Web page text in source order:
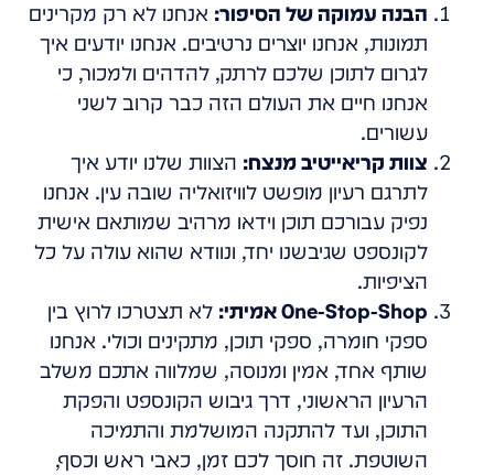
הבנה עמוקה של הסיפור: אנחנו לא רק מקרינים
תמונות, אנחנו יוצרים נרטיבים. אנחנו יודעים איך
לגרום לתוכן שלכם לרתק, להדהים ולמכור, כי
אנחנו חיים את העולם הזה כבר קרוב לשני
עשורים.
צוות קריאייטיב מנצח: הצוות שלנו יודע איך
לתרגם רעיון מופשט לוויזואליה שובה עין. אנחנו
נפיק עבורכם תוכן וידאו מרהיב שמותאם אישית
לקונספט שגיבשנו יחד, ונוודא שהוא עולה על כל
הציפיות.
One-Stop-Shop אמיתי:
לא תצטרכו לרוץ בין
ספקי חומרה, ספקי תוכן, מתקינים וכולי. אנחנו
שותף אחד, אמין ומנוסה, שמלווה אתכם משלב
הרעיון הראשוני, דרך גיבוש הקונספט והפקת
התוכן, ועד להתקנה המושלמת והתמיכה
השוטפת. זה חוסך לכם זמן, כאבי ראש וכסף,